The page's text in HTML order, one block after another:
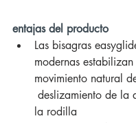
entajas del producto
Las bisagras
modernas
movimiento natural
deslizamiento de la
la rodilla